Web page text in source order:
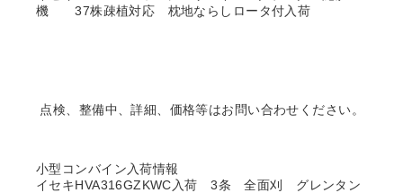
機 37株疎植対応 枕地ならしロータ付入荷
点検、整備中、詳細、価格等はお問い合わせください。
小型コンバイン入荷情報
イセキHVA316GZKWC入荷 3条 全面刈 グレンタン